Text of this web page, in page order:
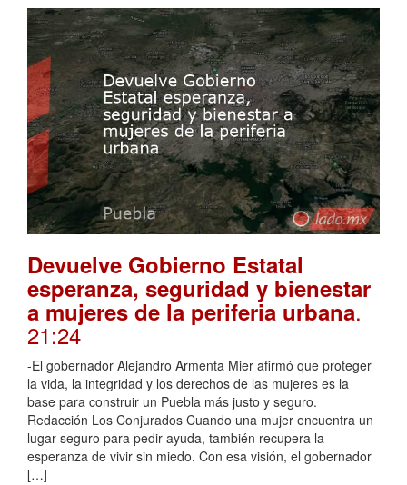
Devuelve Gobierno Estatal
esperanza, seguridad y bienestar
a mujeres de la periferia urbana.
21:24
-El gobernador Alejandro Armenta Mier afirmó que proteger
la vida, la integridad y los derechos de las mujeres es la
base para construir un Puebla más justo y seguro.
Redacción Los Conjurados Cuando una mujer encuentra un
lugar seguro para pedir ayuda, también recupera la
esperanza de vivir sin miedo. Con esa visión, el gobernador
[…]